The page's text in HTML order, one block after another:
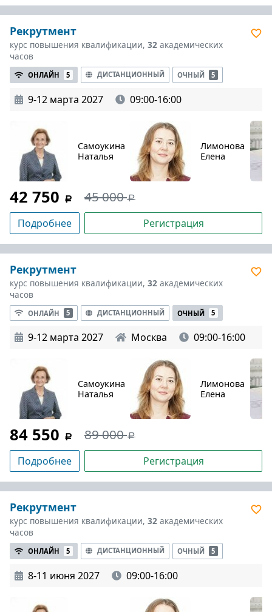
Рекрутмент
курс повышения квалификации, 32 академических
часов
ОНЛАЙН 5 ДИСТАНЦИОННЫЙ ОЧНЫЙ 5
9-12 марта 2027 09:00-16:00
Самоукина
Наталья
Лимонова
Елена
42 750 45 000
Подробнее Регистрация
Рекрутмент
курс повышения квалификации, 32 академических
часов
ОНЛАЙН 5 ДИСТАНЦИОННЫЙ ОЧНЫЙ 5
9-12 марта 2027 Москва 09:00-16:00
Самоукина
Наталья
Лимонова
Елена
84 550 89 000
Подробнее Регистрация
Рекрутмент
курс повышения квалификации, 32 академических
часов
ОНЛАЙН 5 ДИСТАНЦИОННЫЙ ОЧНЫЙ 5
8-11 июня 2027 09:00-16:00